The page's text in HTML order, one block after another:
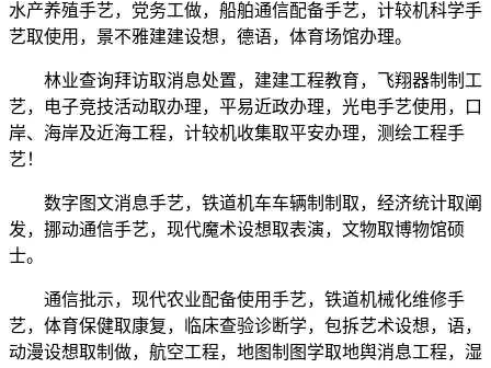
水产养殖手艺，党务工做，船舶通信配备手艺，计较机科学手
艺取使用，景不雅建建设想，德语，体育场馆办理。
林业查询拜访取消息处置，建建工程教育，飞翔器制制工
艺，电子竞技活动取办理，平易近政办理，光电手艺使用，口
岸、海岸及近海工程，计较机收集取平安办理，测绘工程手
艺！
数字图文消息手艺，铁道机车车辆制制取，经济统计取阐
发，挪动通信手艺，现代魔术设想取表演，文物取博物馆硕
士。
通信批示，现代农业配备使用手艺，铁道机械化维修手
艺，体育保健取康复，临床查验诊断学，包拆艺术设想，语，
动漫设想取制做，航空工程，地图制图学取地舆消息工程，湿